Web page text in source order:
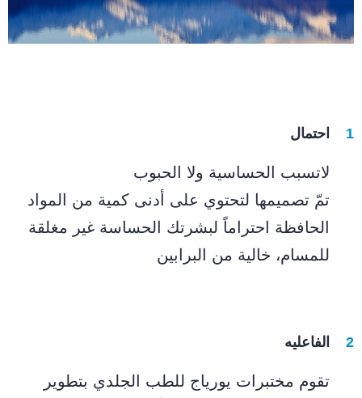
احتمال
لاتسبب الحساسية ولا الحبوب
تمّ تصميمها لتحتوي على أدنى كمية من المواد
الحافظة احتراماً لبشرتك الحساسة غير مغلقة
للمسام، خالية من البرابين
الفاعليه
تقوم مختبرات يورياج للطب الجلدي بتطوير